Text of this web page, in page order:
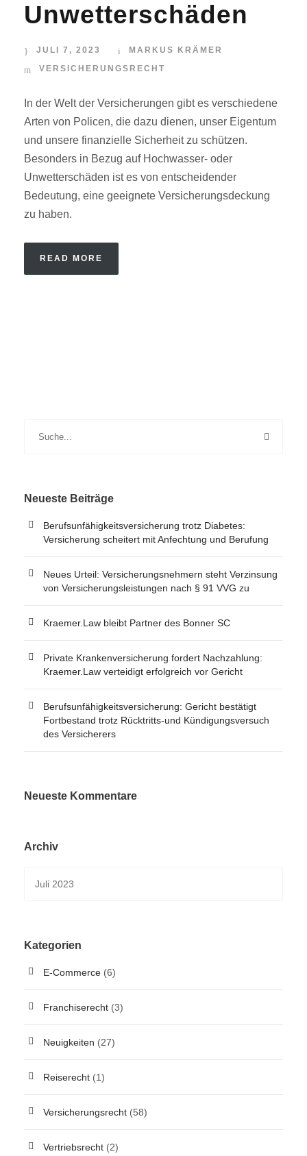
Unwetterschäden
JULI 7, 2023
MARKUS KRÄMER
VERSICHERUNGSRECHT
In der Welt der Versicherungen gibt es verschiedene
Arten von Policen, die dazu dienen, unser Eigentum
und unsere finanzielle Sicherheit zu schützen.
Besonders in Bezug auf Hochwasser- oder
Unwetterschäden ist es von entscheidender
Bedeutung, eine geeignete Versicherungsdeckung
zu haben.
READ MORE
Neueste Beiträge
Berufsunfähigkeitsversicherung trotz Diabetes:
Versicherung scheitert mit Anfechtung und Berufung
Neues Urteil: Versicherungsnehmern steht Verzinsung
von Versicherungsleistungen nach § 91 VVG zu
Kraemer.Law bleibt Partner des Bonner SC
Private Krankenversicherung fordert Nachzahlung:
Kraemer.Law verteidigt erfolgreich vor Gericht
Berufsunfähigkeitsversicherung: Gericht bestätigt
Fortbestand trotz Rücktritts-und Kündigungsversuch
des Versicherers
Neueste Kommentare
Archiv
Kategorien
E-Commerce (6)
Franchiserecht (3)
Neuigkeiten (27)
Reiserecht (1)
Versicherungsrecht (58)
Vertriebsrecht (2)